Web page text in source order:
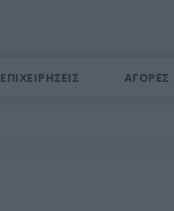
ΕΠΙΧΕΙΡΗΣΕΙΣ ΑΓΟΡΕΣ